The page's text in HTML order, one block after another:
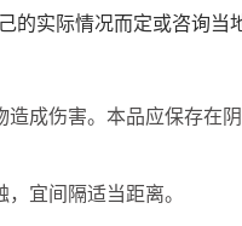
的实际情况而定或咨询当
造成伤害。本品应保存在
宜间隔适当距离。